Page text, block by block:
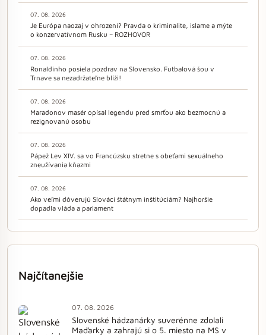
07. 08. 2026
Je Európa naozaj v ohrození? Pravda o kriminalite, islame a mýte
o konzervatívnom Rusku – ROZHOVOR
07. 08. 2026
Ronaldinho posiela pozdrav na Slovensko. Futbalová šou v
Trnave sa nezadržateľne blíži!
07. 08. 2026
Maradonov masér opísal legendu pred smrťou ako bezmocnú a
rezignovanú osobu
07. 08. 2026
Pápež Lev XIV. sa vo Francúzsku stretne s obeťami sexuálneho
zneužívania kňazmi
07. 08. 2026
Ako veľmi dôverujú Slováci štátnym inštitúciám? Najhoršie
dopadla vláda a parlament
Najčítanejšie
07. 08. 2026
Slovenské hádzanárky suverénne zdolali
Maďarky a zahrajú si o 5. miesto na MS v